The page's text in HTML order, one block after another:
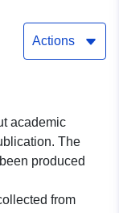
Actions
academic
The
produced
from